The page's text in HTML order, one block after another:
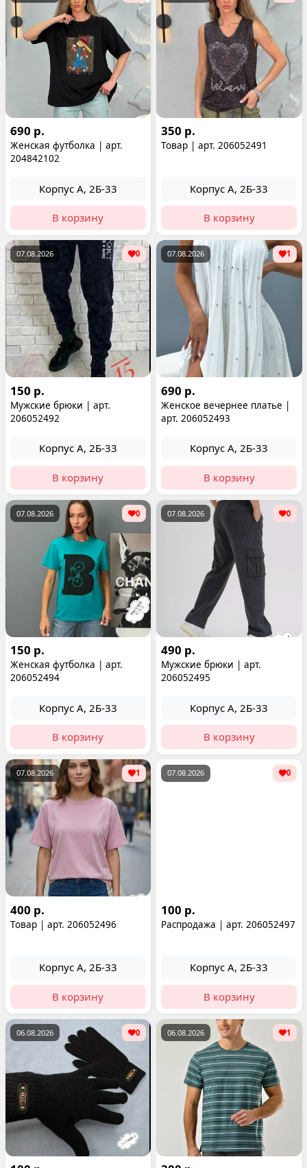
690 р.
Женская футболка | арт.
204842102
Корпус А, 2Б-33
В корзину
350 р.
Товар | арт. 206052491
Корпус А, 2Б-33
В корзину
07.08.2026 0
150 р.
Мужские брюки | арт.
206052492
Корпус А, 2Б-33
В корзину
07.08.2026 1
690 р.
Женское вечернее платье |
арт. 206052493
Корпус А, 2Б-33
В корзину
07.08.2026 0
150 р.
Женская футболка | арт.
206052494
Корпус А, 2Б-33
В корзину
07.08.2026 0
490 р.
Мужские брюки | арт.
206052495
Корпус А, 2Б-33
В корзину
07.08.2026 1
400 р.
Товар | арт. 206052496
Корпус А, 2Б-33
В корзину
07.08.2026 0
100 р.
Распродажа | арт. 206052497
Корпус А, 2Б-33
В корзину
06.08.2026 0 06.08.2026 1